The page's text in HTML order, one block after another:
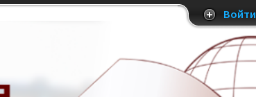
Войти